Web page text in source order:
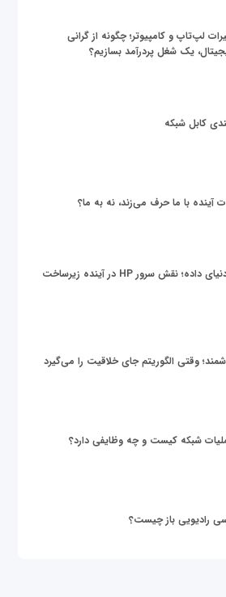
لپ‌تاپ و کامپیوتر؛ چگونه از گرانی
یک شغل پردرآمد بسازیم؟
کابل شبکه
آینده با ما حرف می‌زند، نه به ما؟
زیر پوست دنیای داده؛ نقش سرور HP در آینده زیرساخت
وقتی الگوریتم جای خلاقیت را می‌گیرد
شبکه کیست و چه وظایفی دارد؟
رادیویی باز چیست؟